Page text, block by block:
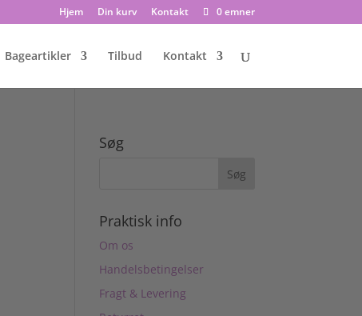
Hjem Din kurv Kontakt 0 emner
Bageartikler Tilbud Kontakt
Søg
Praktisk info
Om os
Handelsbetingelser
Fragt & Levering